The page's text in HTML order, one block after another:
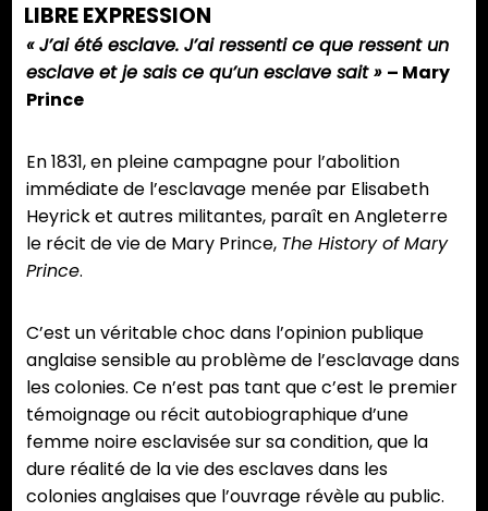
LIBRE EXPRESSION
« J’ai été esclave. J’ai ressenti ce que ressent un
esclave et je sais ce qu’un esclave sait » – Mary
Prince
En 1831, en pleine campagne pour l’abolition
immédiate de l’esclavage menée par Elisabeth
Heyrick et autres militantes, paraît en Angleterre
le récit de vie de Mary Prince, The History of Mary
Prince.
C’est un véritable choc dans l’opinion publique
anglaise sensible au problème de l’esclavage dans
les colonies. Ce n’est pas tant que c’est le premier
témoignage ou récit autobiographique d’une
femme noire esclavisée sur sa condition, que la
dure réalité de la vie des esclaves dans les
colonies anglaises que l’ouvrage révèle au public.